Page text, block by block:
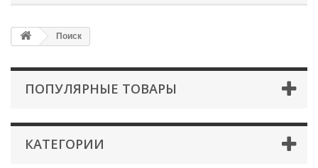
Поиск
ПОПУЛЯРНЫЕ ТОВАРЫ
КАТЕГОРИИ